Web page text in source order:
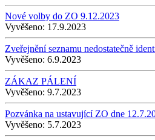
Nové volby do ZO 9.12.2023
Vyvěšeno: 17.9.2023
Zveřejnění seznamu nedostatečně
Vyvěšeno: 6.9.2023
ZÁKAZ PÁLENÍ
Vyvěšeno: 9.7.2023
Pozvánka na ustavující ZO dne
Vyvěšeno: 5.7.2023